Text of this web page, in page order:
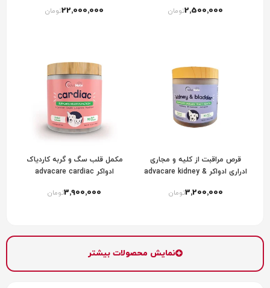
2٬500٬000تومان 22٬000٬000تومان
قرص مراقبت از کلیه و مجاری
ادراری ادواکر advacare kidney &
3٬200٬000تومان
مکمل قلب سگ و گربه کاردیاک
ادواکر advacare cardiac
3٬900٬000تومان
نمایش محصولات بیشتر